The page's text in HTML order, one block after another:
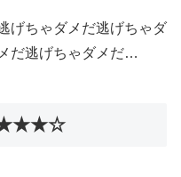
げちゃダメだ逃げちゃダ
だ逃げちゃダメだ…
★★★★☆